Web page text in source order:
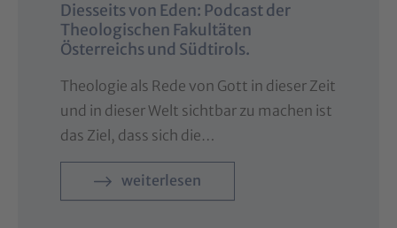
Diesseits von Eden: Podcast der
Theologischen Fakultäten
Österreichs und Südtirols.
Theologie als Rede von Gott in dieser Zeit
und in dieser Welt sichtbar zu machen ist
das Ziel, dass sich die…
weiterlesen